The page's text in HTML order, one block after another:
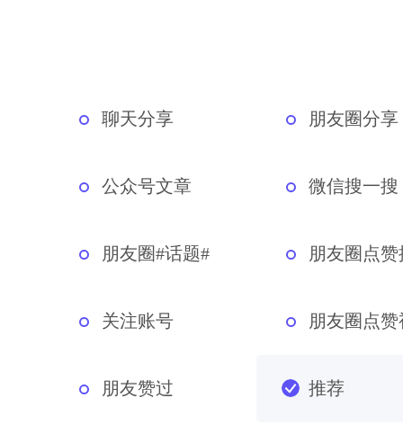
聊天分享 朋友圈分享
公众号文章 微信搜一搜
朋友圈#话题# 朋友圈点赞
关注账号 朋友圈点赞
朋友赞过 推荐